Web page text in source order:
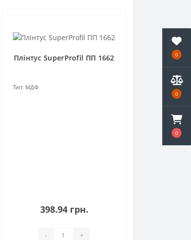
0
0
0
Плінтус SuperProfil ПП 1662
Тип: МДФ
398.94 грн.
- +